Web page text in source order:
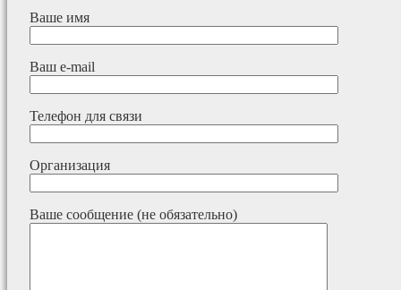
Ваше имя
Ваш e-mail
Телефон для связи
Организация
Ваше сообщение (не обязательно)